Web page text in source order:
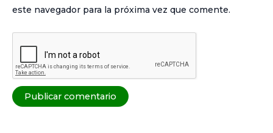
este navegador para la próxima vez que comente.